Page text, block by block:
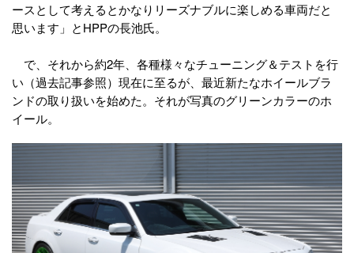
ースとして考えるとかなりリーズナブルに楽しめる車両だと
思います」とHPPの長池氏。
で、それから約2年、各種様々なチューニング＆テストを行
い（過去記事参照）現在に至るが、最近新たなホイールブラ
ンドの取り扱いを始めた。それが写真のグリーンカラーのホ
イール。